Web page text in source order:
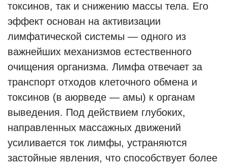
токсинов, так и снижению массы тела. Его
эффект основан на активизации
лимфатической системы — одного из
важнейших механизмов естественного
очищения организма. Лимфа отвечает за
транспорт отходов клеточного обмена и
токсинов (в аюрведе — амы) к органам
выведения. Под действием глубоких,
направленных массажных движений
усиливается ток лимфы, устраняются
застойные явления, что способствует более